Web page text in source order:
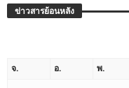
ข่าวสารย้อนหลัง
จ. อ. พ.